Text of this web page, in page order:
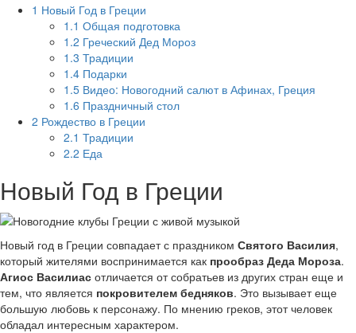
1 Новый Год в Греции
1.1 Общая подготовка
1.2 Греческий Дед Мороз
1.3 Традиции
1.4 Подарки
1.5 Видео: Новогодний салют в Афинах, Греция
1.6 Праздничный стол
2 Рождество в Греции
2.1 Традиции
2.2 Еда
Новый Год в Греции
Новый год в Греции совпадает с праздником Святого Василия,
который жителями воспринимается как прообраз Деда Мороза.
Агиос Василиас отличается от собратьев из других стран еще и
тем, что является покровителем бедняков. Это вызывает еще
большую любовь к персонажу. По мнению греков, этот человек
обладал интересным характером.